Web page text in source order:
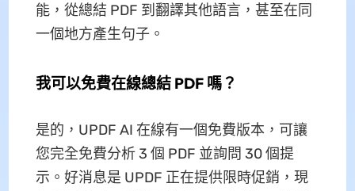
能，從總結 PDF 到翻譯其他語言，甚至在同
一個地方產生句子。
我可以免費在線總結 PDF 嗎？
是的，UPDF AI 在線有一個免費版本，可讓
您完全免費分析 3 個 PDF 並詢問 30 個提
示。好消息是 UPDF 正在提供限時促銷，現